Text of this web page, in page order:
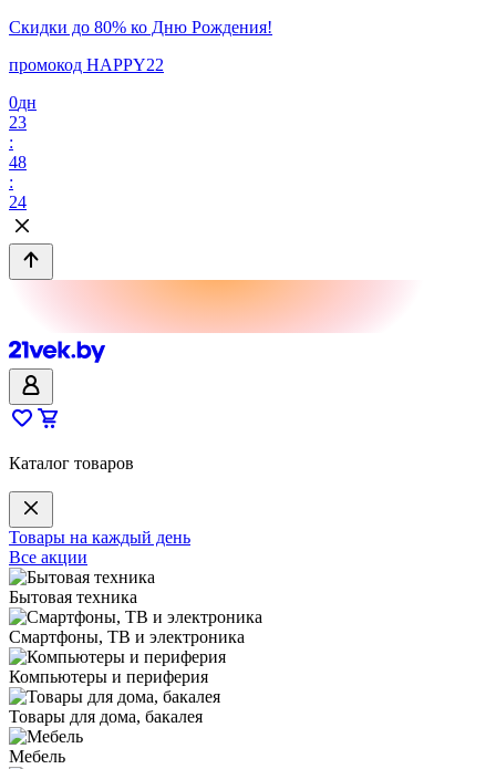
Скидки до 80% ко Дню Рождения!
промокод HAPPY22
0дн
23
:
48
:
24
Каталог товаров
Товары на каждый день
Все акции
Бытовая техника
Смартфоны, ТВ и электроника
Компьютеры и периферия
Товары для дома, бакалея
Мебель